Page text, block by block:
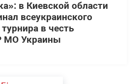
в Киевской области
всеукраинского
в честь
МО Украины